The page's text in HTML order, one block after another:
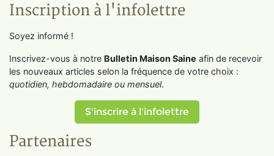
Inscription à l'infolettre
Soyez informé !
Inscrivez-vous à notre Bulletin Maison Saine afin de recevoir
les nouveaux articles selon la fréquence de votre choix :
quotidien, hebdomadaire ou mensuel.
S'inscrire à l'infolettre
Partenaires